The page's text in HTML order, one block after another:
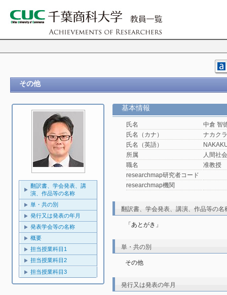
その他
翻訳書、学会発表、講
演、作品等の名称
単・共の別
発行又は発表の年月
発表学会等の名称
概要
担当授業科目1
担当授業科目2
担当授業科目3
基本情報
氏名
中倉 智
氏名（カナ）
ナカク
氏名（英語）
所属
人間社
職名
准教授
researchmap研究者コード
researchmap機関
翻訳書、学会発表、講演、作品等の名
「あとがき」
単・共の別
その他
発行又は発表の年月